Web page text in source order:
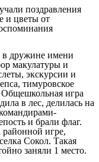
поздравления
и цветы от
дружине имени
макулатуры и
экскурсии и
тимуровское
игра
в лес, делилась на
и брали флаг.
игре,
Сокол. Такая
заняли 1 место.